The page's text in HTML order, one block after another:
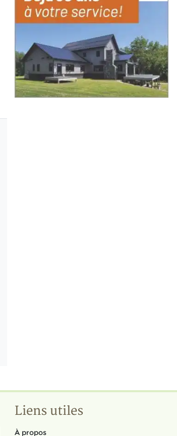
Liens utiles
À propos